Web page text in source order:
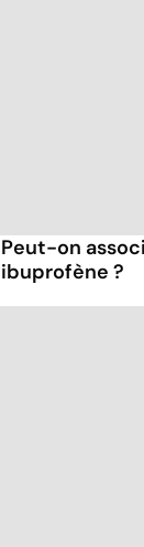
Peut-on
ibuprofène ?